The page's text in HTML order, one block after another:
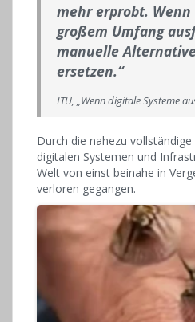
mehr erprobt. Wenn
großem Umfang
manuelle
ersetzen.“
ITU, „Wenn digitale Systeme
Durch die nahezu
digitalen Systemen und
Welt von einst beinahe in
verloren gegangen.